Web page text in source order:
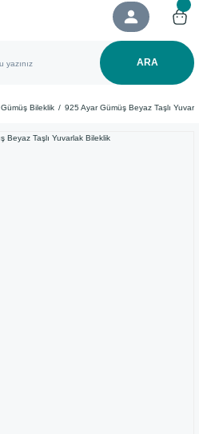
ARA
Gümüş Bileklik 925 Ayar Gümüş Beyaz Taşlı